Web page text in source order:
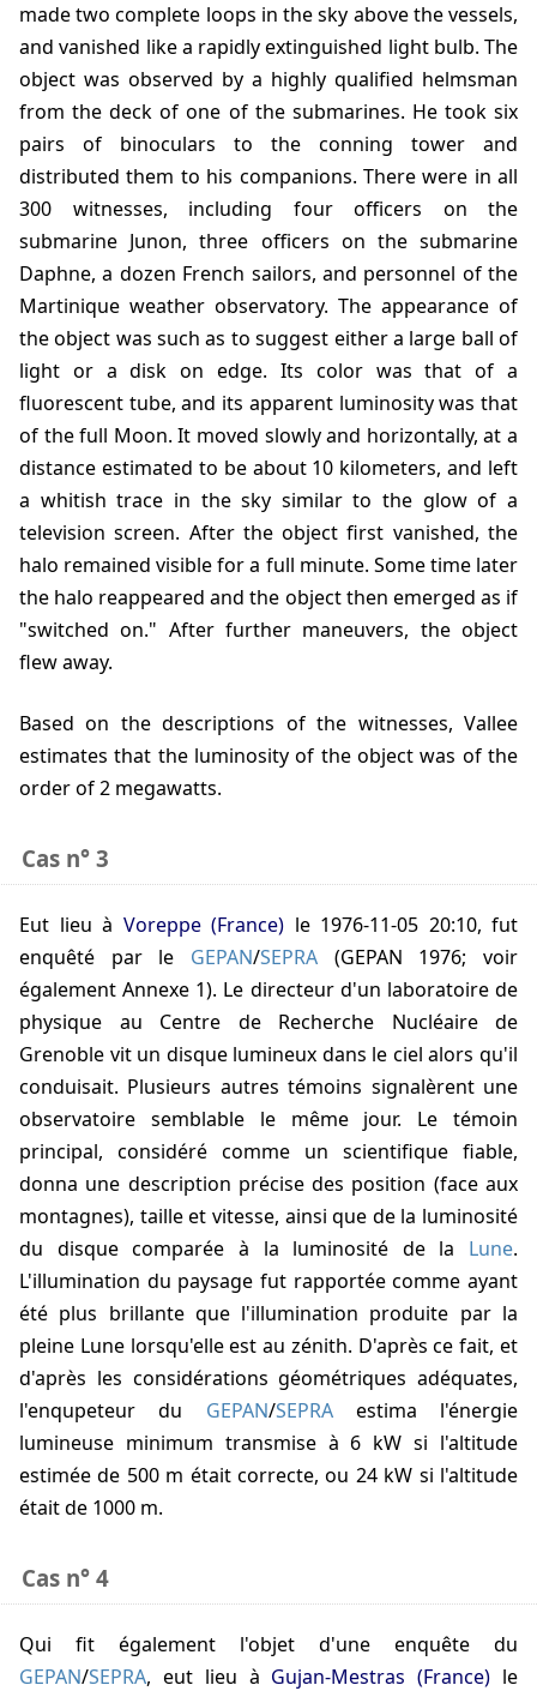
made two complete loops in the sky above the vessels,
and vanished like a rapidly extinguished light bulb. The
object was observed by a highly qualified helmsman
from the deck of one of the submarines. He took six
pairs of binoculars to the conning tower and
distributed them to his companions. There were in all
300 witnesses, including four officers on the
submarine Junon, three officers on the submarine
Daphne, a dozen French sailors, and personnel of the
Martinique weather observatory. The appearance of
the object was such as to suggest either a large ball of
light or a disk on edge. Its color was that of a
fluorescent tube, and its apparent luminosity was that
of the full Moon. It moved slowly and horizontally, at a
distance estimated to be about 10 kilometers, and left
a whitish trace in the sky similar to the glow of a
television screen. After the object first vanished, the
halo remained visible for a full minute. Some time later
the halo reappeared and the object then emerged as if
"switched on." After further maneuvers, the object
flew away.
Based on the descriptions of the witnesses, Vallee
estimates that the luminosity of the object was of the
order of 2 megawatts.
Cas n° 3
eut lieu à Voreppe (France) le 1976-11-05 20:10, fut
enquêté par le GEPAN/SEPRA (GEPAN 1976; voir
également Annexe 1). Le directeur d'un laboratoire de
physique au Centre de Recherche Nucléaire de
Grenoble vit un disque lumineux dans le ciel alors qu'il
conduisait. Plusieurs autres témoins signalèrent une
observatoire semblable le même jour. Le témoin
principal, considéré comme un scientifique fiable,
donna une description précise des position (face aux
montagnes), taille et vitesse, ainsi que de la luminosité
du disque comparée à la luminosité de la Lune.
L'illumination du paysage fut rapportée comme ayant
été plus brillante que l'illumination produite par la
pleine Lune lorsqu'elle est au zénith. D'après ce fait, et
d'après les considérations géométriques adéquates,
l'enqupeteur du GEPAN/SEPRAestima l'énergie
lumineuse minimum transmise à 6 kW si l'altitude
estimée de 500 m était correcte, ou 24 kW si l'altitude
était de 1000 m.
Cas n° 4
qui fit également l'objet d'une enquête du
GEPAN/SEPRA, eut lieu à Gujan-Mestras (France) le